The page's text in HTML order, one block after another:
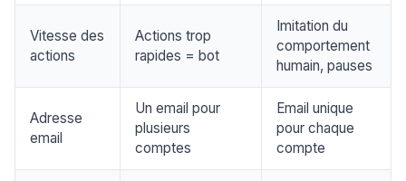
Vitesse des
actions
Actions trop
rapides = bot
Imitation du
comportement
humain, pauses
Adresse
email
Un email pour
plusieurs
comptes
Email unique
pour chaque
compte